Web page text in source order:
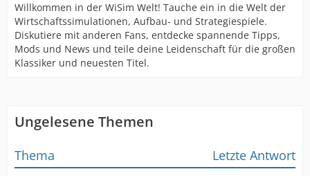
Willkommen in der WiSim Welt! Tauche ein in die Welt der
Wirtschaftssimulationen, Aufbau- und Strategiespiele.
Diskutiere mit anderen Fans, entdecke spannende Tipps,
Mods und News und teile deine Leidenschaft für die großen
Klassiker und neuesten Titel.
Ungelesene Themen
Thema Letzte Antwort